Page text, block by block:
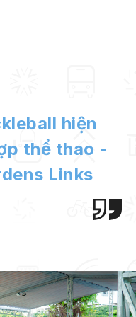
hiện
thể thao -
Links